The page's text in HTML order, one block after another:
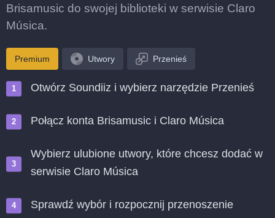
Brisamusic do swojej biblioteki w serwisie Claro
Música.
Premium Utwory Przenieś
Otwórz Soundiiz i wybierz narzędzie Przenieś
Połącz konta Brisamusic i Claro Música
Wybierz ulubione utwory, które chcesz dodać w
serwisie Claro Música
Sprawdź wybór i rozpocznij przenoszenie